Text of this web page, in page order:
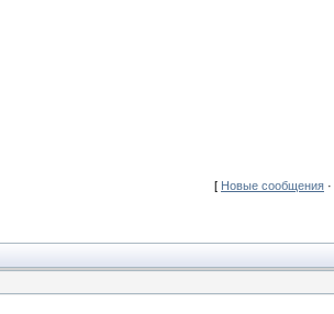
[ Новые сообщения ·